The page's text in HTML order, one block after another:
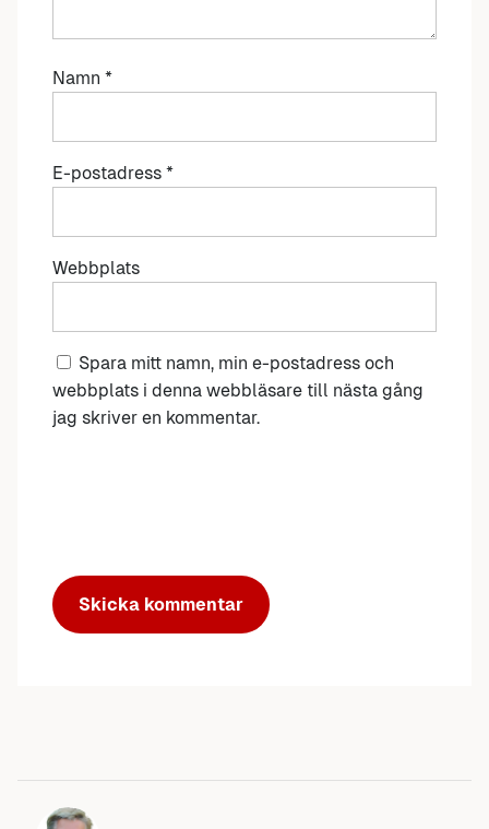
Namn *
E-postadress *
Webbplats
Spara mitt namn, min e-postadress och
webbplats i denna webbläsare till nästa gång
jag skriver en kommentar.